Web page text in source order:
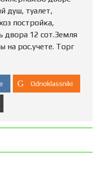
душ, туалет,
постройка,
двора 12 сот.Земля
на рос.учете. Торг
Odnoklassniki